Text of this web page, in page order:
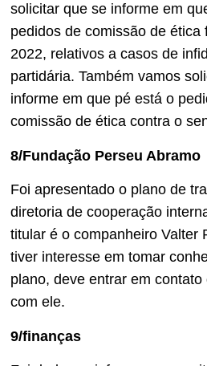
solicitar que se informe em
pedidos de comissão de ética
2022, relativos a casos de
partidária. Também vamos
informe em que pé está o
comissão de ética contra o
8/Fundação Perseu Abramo
Foi apresentado o plano de
diretoria de cooperação
titular é o companheiro Valter
tiver interesse em tomar
plano, deve entrar em contato
com ele.
9/finanças